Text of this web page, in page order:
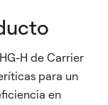
H de Carrier
para un
en